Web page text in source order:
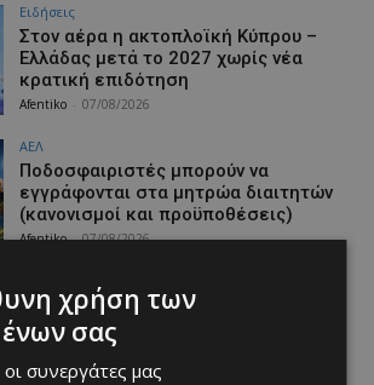
Ειδήσεις
Στον αέρα η ακτοπλοϊκή Κύπρου –
Ελλάδας μετά το 2027 χωρίς νέα
κρατική επιδότηση
Afentiko 07/08/2026
ΑΕΛ
Ποδοσφαιριστές μπορούν να
εγγράφονται στα μητρώα διαιτητών
(κανονισμοί και προϋποθέσεις)
Afentiko - 07/08/2026
«Η αγάπη μου για την ΑΕΛ δεν μπορεί
να σταματήσει – Μια μέρα θα
είμαστε ξανά μαζί» (video)
Afentiko - 07/08/2026
χρήση των
σας
οι συνεργάτες μας